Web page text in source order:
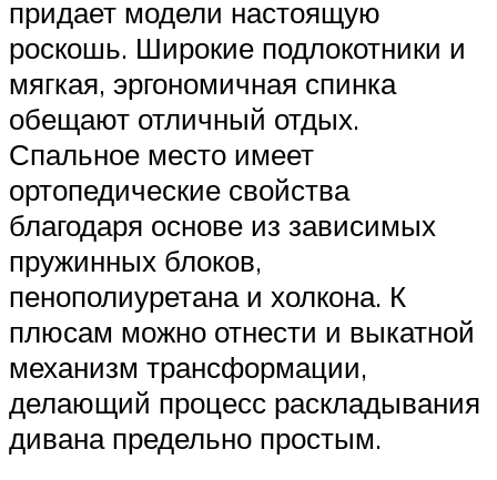
придает модели настоящую
роскошь. Широкие подлокотники и
мягкая, эргономичная спинка
обещают отличный отдых.
Спальное место имеет
ортопедические свойства
благодаря основе из зависимых
пружинных блоков,
пенополиуретана и холкона. К
плюсам можно отнести и выкатной
механизм трансформации,
делающий процесс раскладывания
дивана предельно простым.